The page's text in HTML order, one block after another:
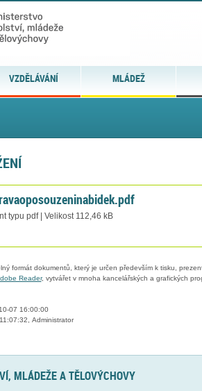
VZDĚLÁVÁNÍ MLÁDEŽ
typu pdf | Velikost 112,46 kB
formát dokumentů, který je určen především k tisku,
Reader, vytvářet v mnoha kancelářských a grafických
07 16:00:00
Administrator
MLÁDEŽE A TĚLOVÝCHOVY